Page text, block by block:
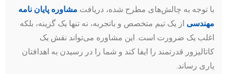
با توجه به چالش‌های مطرح شده، دریافت مشاوره پایان نامه
مهندسی از یک تیم متخصص و باتجربه، نه تنها یک گزینه، بلکه
اغلب یک ضرورت است. این مشاوره می‌تواند نقش یک
کاتالیزور قدرتمند را ایفا کند و شما را در رسیدن به اهدافتان
یاری رساند.